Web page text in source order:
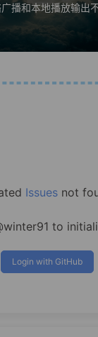
播和本地播放输出
Issuesnot
to
Login with GitHub